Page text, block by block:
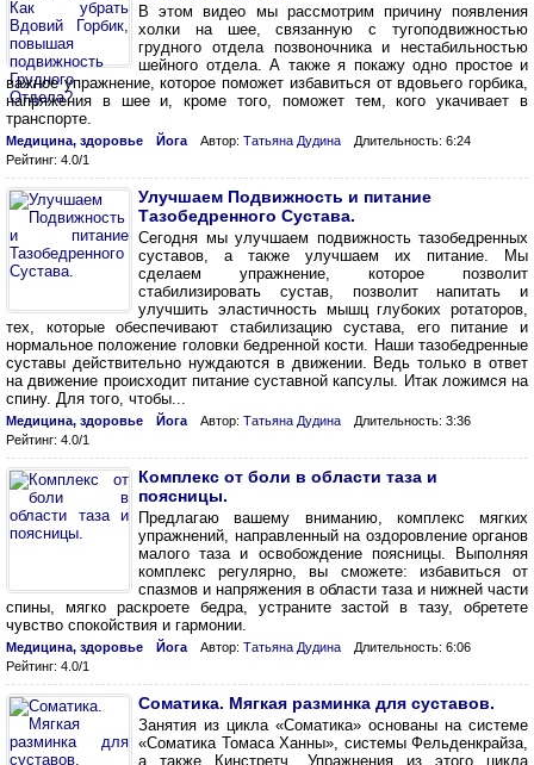
В этом видео мы рассмотрим причину появления
холки на шее, связанную с тугоподвижностью
грудного отдела позвоночника и нестабильностью
шейного отдела. А также я покажу одно простое и
важное упражнение, которое поможет избавиться от вдовьего горбика,
напряжения в шее и, кроме того, поможет тем, кого укачивает в
транспорте.
Медицина, здоровье Йога Автор: Татьяна Дудина
Длительность: 6:24
Рейтинг: 4.0/1
Улучшаем Подвижность и питание
Тазобедренного Сустава.
Сегодня мы улучшаем подвижность тазобедренных
суставов, а также улучшаем их питание. Мы
сделаем упражнение, которое позволит
стабилизировать сустав, позволит напитать и
улучшить эластичность мышц глубоких ротаторов,
тех, которые обеспечивают стабилизацию сустава, его питание и
нормальное положение головки бедренной кости. Наши тазобедренные
суставы действительно нуждаются в движении. Ведь только в ответ
на движение происходит питание суставной капсулы. Итак ложимся на
спину. Для того, чтобы...
Медицина, здоровье Йога Автор: Татьяна Дудина
Длительность: 3:36
Рейтинг: 4.0/1
Комплекс от боли в области таза и
поясницы.
Предлагаю вашему вниманию, комплекс мягких
упражнений, направленный на оздоровление органов
малого таза и освобождение поясницы. Выполняя
комплекс регулярно, вы сможете: избавиться от
спазмов и напряжения в области таза и нижней части
спины, мягко раскроете бедра, устраните застой в тазу, обретете
чувство спокойствия и гармонии.
Медицина, здоровье Йога Автор: Татьяна Дудина
Длительность: 6:06
Рейтинг: 4.0/1
Соматика. Мягкая разминка для суставов.
Занятия из цикла «Соматика» основаны на системе
«Соматика Томаса Ханны», системы Фельденкрайза,
а также Кинстретч. Упражнения из этого цикла